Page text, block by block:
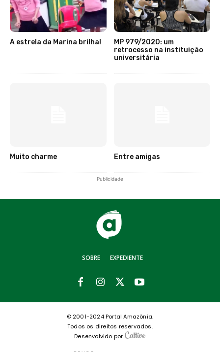
A estrela da Marina brilha!
MP 979/2020: um
retrocesso na instituição
universitária
Muito charme Entre amigas
Publicidade
SOBRE EXPEDIENTE
© 2001-2024 Portal Amazônia.
Todos os direitos reservados.
Desenvolvido por